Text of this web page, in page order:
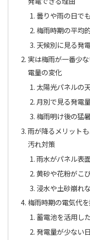
曇りや雨の日で
梅雨時期の平均
天候別に見る発
実は梅雨が一番少
電量の変化
太陽光パネルの
月別で見る発電
梅雨明け後の猛
雨が降るメリット
汚れ対策
雨水がパネル表
黄砂や花粉がこ
浸水や土砂崩れ
梅雨時期の電気代
蓄電池を活用し
発電量が少ない